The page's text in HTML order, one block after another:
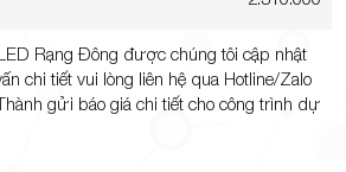
Rạng Đông được chúng tôi cập nhật
chi tiết vui lòng liên hệ qua Hotline/Zalo
gửi báo giá chi tiết cho công trình dự